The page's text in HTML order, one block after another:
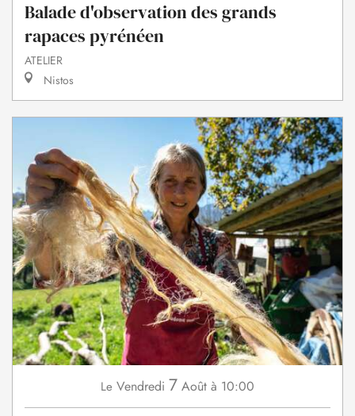
Balade d'observation des grands
rapaces pyrénéen
ATELIER
Nistos
Le Vendredi 7 Août à 10:00